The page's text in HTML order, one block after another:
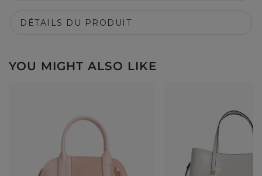
DÉTAILS DU PRODUIT
YOU MIGHT ALSO LIKE